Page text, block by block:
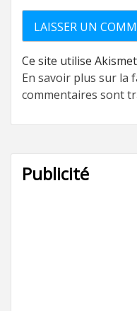
Ce site utilise
En savoir plus sur la
commentaires sont
Publicité